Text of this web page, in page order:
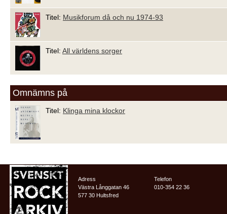
Titel: Musikforum då och nu 1974-93
Titel: All världens sorger
Omnämns på
Titel: Klinga mina klockor
Adress
Västra Långgatan 46
577 30 Hultsfred
Telefon
010-354 22 36